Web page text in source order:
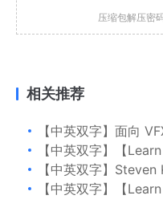
压缩包解压密
相关推荐
【中英双字】面向
【中英双字】【Learn
【中英双字】Steven
【中英双字】【Learn